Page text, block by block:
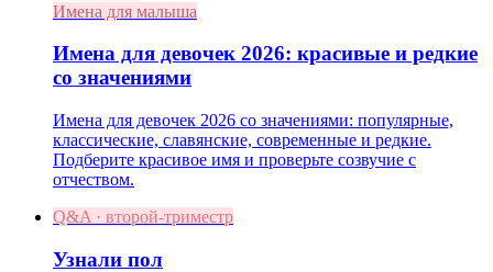
Имена для малыша
Имена для девочек 2026: красивые и редкие
со значениями
Имена для девочек 2026 со значениями: популярные,
классические, славянские, современные и редкие.
Подберите красивое имя и проверьте созвучие с
отчеством.
Q&A · второй-триместр
Узнали пол